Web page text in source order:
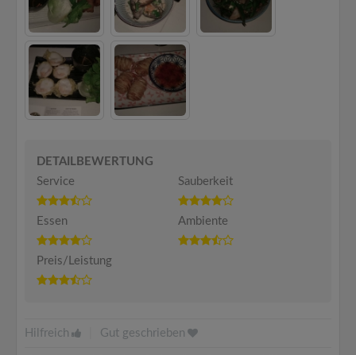
DETAILBEWERTUNG
Service
Sauberkeit
Essen Ambiente
Preis/Leistung
Hilfreich Gut geschrieben